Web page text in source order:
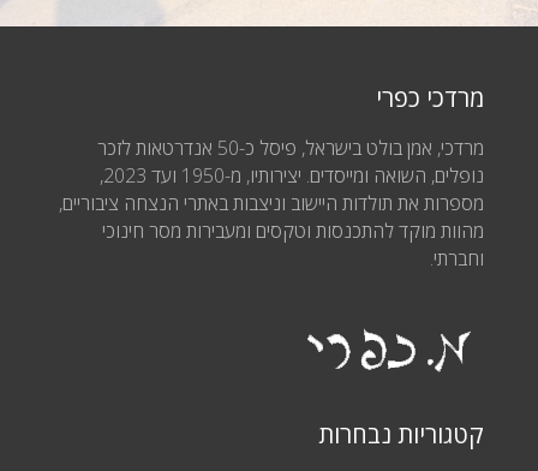
מרדכי כפרי
מרדכי, אמן בולט בישראל, פיסל כ-50 אנדרטאות לזכר
נופלים, השואה ומייסדים. יצירותיו, מ-1950 ועד 2023,
מספרות את תולדות היישוב וניצבות באתרי הנצחה ציבוריים,
מהוות מוקד להתכנסות וטקסים ומעבירות מסר חינוכי
וחברתי.
קטגוריות נבחרות